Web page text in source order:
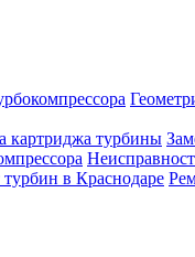
картриджа турбины
в Краснодаре